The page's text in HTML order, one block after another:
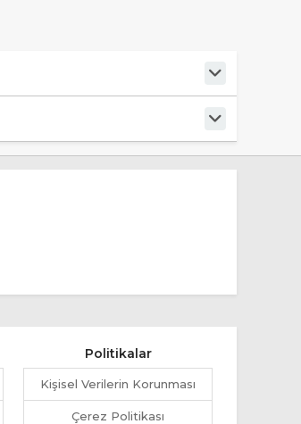
Politikalar
Kişisel Verilerin Korunması
Çerez Politikası